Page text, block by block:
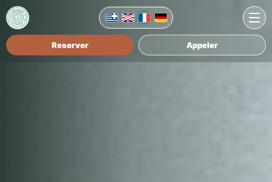
Reserver Appeler